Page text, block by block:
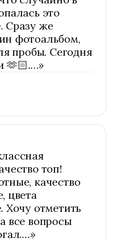
это
Сразу же
фотоальбом,
пробы. Сегодня
🫶🏻.…»
топ!
качество
цвета
Хочу отметить
все вопросы
»